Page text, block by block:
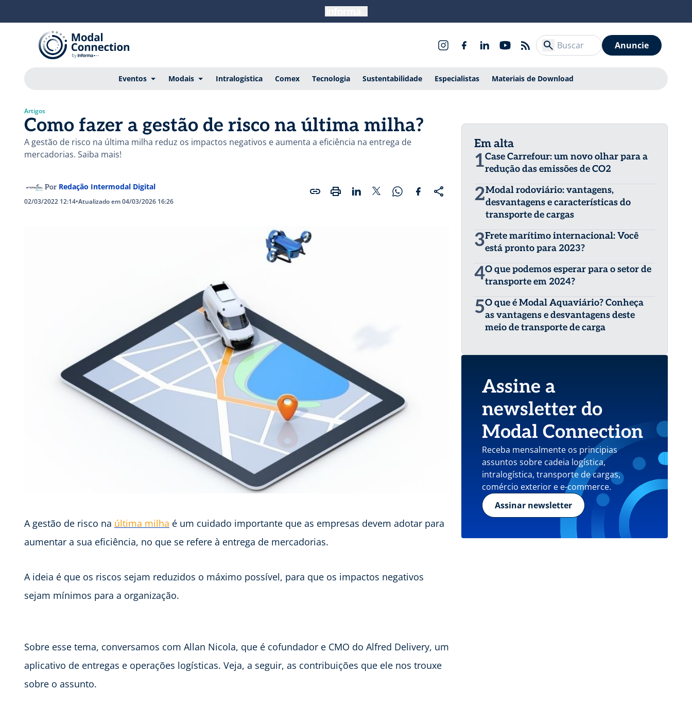
Anuncie
Eventos Modais Intralogística Comex Tecnologia Sustentabilidade Especialistas Materiais de Download
Artigos
Como fazer a gestão de risco na última milha?
A gestão de risco na última milha reduz os impactos negativos e aumenta a eficiência na entrega de
mercadorias. Saiba mais!
Por Redação Intermodal Digital
02/03/2022 12:14•Atualizado em 04/03/2026 16:26
A gestão de risco na última milha é um cuidado importante que as empresas devem adotar para
aumentar a sua eficiência, no que se refere à entrega de mercadorias.
A ideia é que os riscos sejam reduzidos o máximo possível, para que os impactos negativos
sejam mínimos para a organização.
Sobre esse tema, conversamos com Allan Nicola, que é cofundador e CMO do Alfred Delivery, um
aplicativo de entregas e operações logísticas. Veja, a seguir, as contribuições que ele nos trouxe
sobre o assunto.
Em alta
1Case Carrefour: um novo olhar para a
redução das emissões de CO2
2Modal rodoviário: vantagens,
desvantagens e características do
transporte de cargas
3Frete marítimo internacional: Você
está pronto para 2023?
4O que podemos esperar para o setor de
transporte em 2024?
5O que é Modal Aquaviário? Conheça
as vantagens e desvantagens deste
meio de transporte de carga
Assine a
newsletter do
Modal Connection
Receba mensalmente os principias
assuntos sobre cadeia logística,
intralogística, transporte de cargas,
comércio exterior e e-commerce.
Assinar newsletter